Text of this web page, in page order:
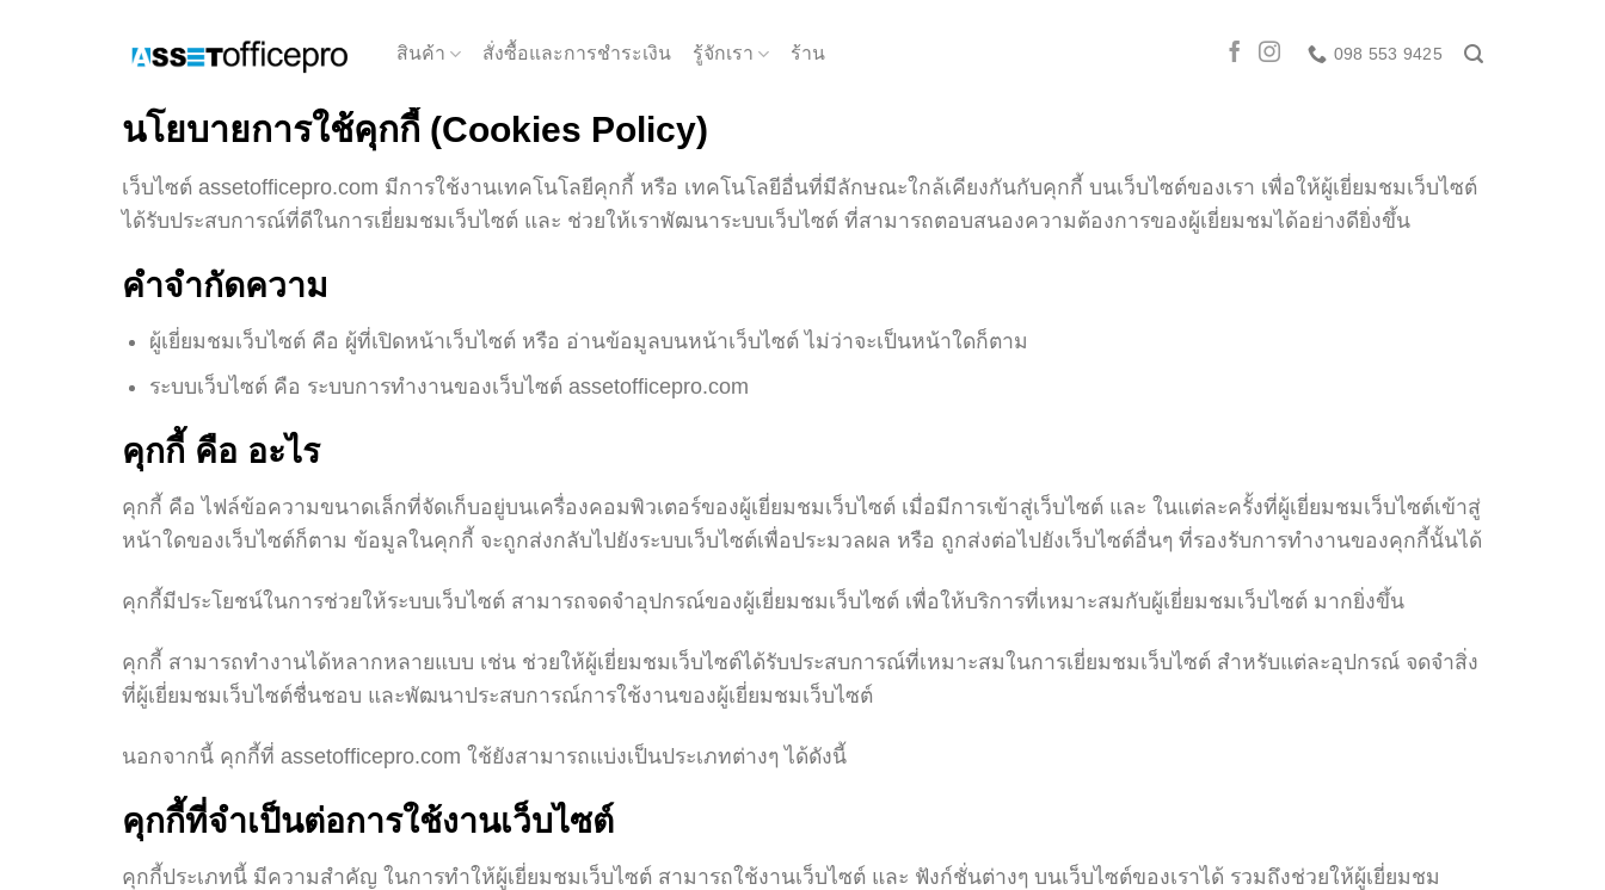
สินค้า สั่งซื้อและการชำระเงิน รู้จักเรา ร้าน 098 553 9425
นโยบายการใช้คุกกี้ (Cookies Policy)
เว็บไซต์ assetofficepro.com มีการใช้งานเทคโนโลยีคุกกี้ หรือ เทคโนโลยีอื่นที่มีลักษณะใกล้เคียงกันกับคุกกี้ บนเว็บไซต์ของเรา เพื่อให้ผู้เยี่ยมชมเว็บไซต์
ได้รับประสบการณ์ที่ดีในการเยี่ยมชมเว็บไซต์ และ ช่วยให้เราพัฒนาระบบเว็บไซต์ ที่สามารถตอบสนองความต้องการของผู้เยี่ยมชมได้อย่างดียิ่งขึ้น
คำจำกัดความ
ผู้เยี่ยมชมเว็บไซต์ คือ ผู้ที่เปิดหน้าเว็บไซต์ หรือ อ่านข้อมูลบนหน้าเว็บไซต์ ไม่ว่าจะเป็นหน้าใดก็ตาม
ระบบเว็บไซต์ คือ ระบบการทำงานของเว็บไซต์ assetofficepro.com
คุกกี้ คือ อะไร
คุกกี้ คือ ไฟล์ข้อความขนาดเล็กที่จัดเก็บอยู่บนเครื่องคอมพิวเตอร์ของผู้เยี่ยมชมเว็บไซต์ เมื่อมีการเข้าสู่เว็บไซต์ และ ในแต่ละครั้งที่ผู้เยี่ยมชมเว็บไซต์เข้าสู่
หน้าใดของเว็บไซต์ก็ตาม ข้อมูลในคุกกี้ จะถูกส่งกลับไปยังระบบเว็บไซต์เพื่อประมวลผล หรือ ถูกส่งต่อไปยังเว็บไซต์อื่นๆ ที่รองรับการทำงานของคุกกี้นั้นได้
คุกกี้มีประโยชน์ในการช่วยให้ระบบเว็บไซต์ สามารถจดจำอุปกรณ์ของผู้เยี่ยมชมเว็บไซต์ เพื่อให้บริการที่เหมาะสมกับผู้เยี่ยมชมเว็บไซต์ มากยิ่งขึ้น
คุกกี้ สามารถทำงานได้หลากหลายแบบ เช่น ช่วยให้ผู้เยี่ยมชมเว็บไซต์ได้รับประสบการณ์ที่เหมาะสมในการเยี่ยมชมเว็บไซต์ สำหรับแต่ละอุปกรณ์ จดจำสิ่ง
ที่ผู้เยี่ยมชมเว็บไซต์ชื่นชอบ และพัฒนาประสบการณ์การใช้งานของผู้เยี่ยมชมเว็บไซต์
นอกจากนี้ คุกกี้ที่ assetofficepro.com ใช้ยังสามารถแบ่งเป็นประเภทต่างๆ ได้ดังนี้
คุกกี้ที่จำเป็นต่อการใช้งานเว็บไซต์
คุกกี้ประเภทนี้ มีความสำคัญ ในการทำให้ผู้เยี่ยมชมเว็บไซต์ สามารถใช้งานเว็บไซต์ และ ฟังก์ชั่นต่างๆ บนเว็บไซต์ของเราได้ รวมถึงช่วยให้ผู้เยี่ยมชม